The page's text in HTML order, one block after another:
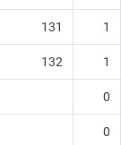
131 1
132 1
0
0